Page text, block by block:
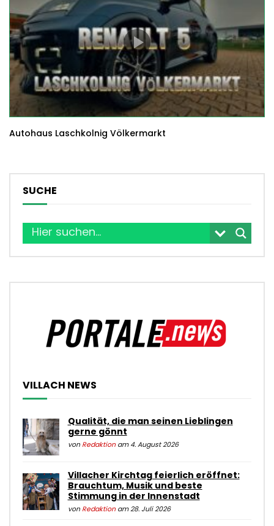
Autohaus Laschkolnig Völkermarkt
SUCHE
VILLACH NEWS
Qualität, die man seinen Lieblingen
gerne gönnt
von Redaktionam 4. August 2026
Villacher Kirchtag feierlich eröffnet:
Brauchtum, Musik und beste
Stimmung in der Innenstadt
von Redaktionam 28. Juli 2026